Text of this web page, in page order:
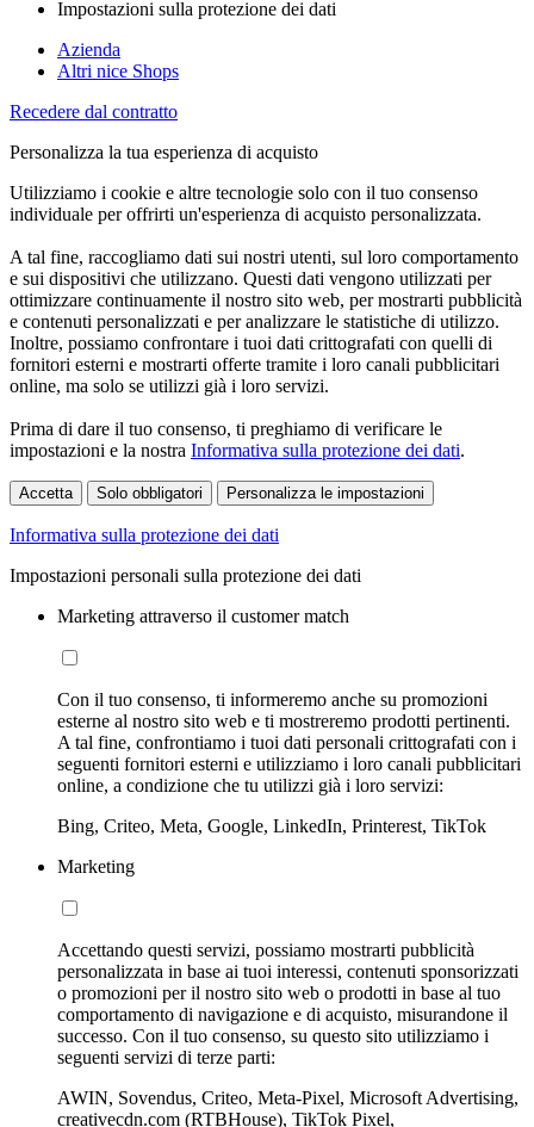
Impostazioni sulla protezione dei dati
Azienda
Altri nice Shops
Recedere dal contratto
Personalizza la tua esperienza di acquisto
Utilizziamo i cookie e altre tecnologie solo con il tuo consenso
individuale per offrirti un'esperienza di acquisto personalizzata.
A tal fine, raccogliamo dati sui nostri utenti, sul loro comportamento
e sui dispositivi che utilizzano. Questi dati vengono utilizzati per
ottimizzare continuamente il nostro sito web, per mostrarti pubblicità
e contenuti personalizzati e per analizzare le statistiche di utilizzo.
Inoltre, possiamo confrontare i tuoi dati crittografati con quelli di
fornitori esterni e mostrarti offerte tramite i loro canali pubblicitari
online, ma solo se utilizzi già i loro servizi.
Prima di dare il tuo consenso, ti preghiamo di verificare le
impostazioni e la nostra Informativa sulla protezione dei dati.
Accetta Solo obbligatori Personalizza le impostazioni
Informativa sulla protezione dei dati
Impostazioni personali sulla protezione dei dati
Marketing attraverso il customer match
Con il tuo consenso, ti informeremo anche su promozioni
esterne al nostro sito web e ti mostreremo prodotti pertinenti.
A tal fine, confrontiamo i tuoi dati personali crittografati con i
seguenti fornitori esterni e utilizziamo i loro canali pubblicitari
online, a condizione che tu utilizzi già i loro servizi:
Bing, Criteo, Meta, Google, LinkedIn, Printerest, TikTok
Marketing
Accettando questi servizi, possiamo mostrarti pubblicità
personalizzata in base ai tuoi interessi, contenuti sponsorizzati
o promozioni per il nostro sito web o prodotti in base al tuo
comportamento di navigazione e di acquisto, misurandone il
successo. Con il tuo consenso, su questo sito utilizziamo i
seguenti servizi di terze parti:
AWIN, Sovendus, Criteo, Meta-Pixel, Microsoft Advertising,
creativecdn.com (RTBHouse), TikTok Pixel,